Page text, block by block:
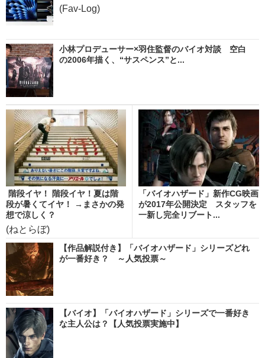
(Fav-Log)
小林プロデューサー×羽住監督のバイオ対談 空白
の2006年描く、“サスペンス”と...
階段イヤ！ 階段イヤ！夏は階
段が暑くてイヤ！ →まさかの発
想で涼しく？
(ねとらぼ)
「バイオハザード」新作CG映画
が2017年公開決定 スタッフを
一新し完全リブート...
【作品解説付き】「バイオハザード」シリーズどれ
が一番好き？ ～人気投票～
【バイオ】「バイオハザード」シリーズで一番好き
な主人公は？【人気投票実施中】